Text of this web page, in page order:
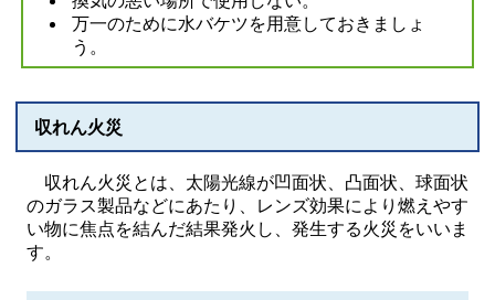
万一のために水バケツを用意しておきましょ
う。
収れん火災
収れん火災とは、太陽光線が凹面状、凸面状、球面状
のガラス製品などにあたり、レンズ効果により燃えやす
い物に焦点を結んだ結果発火し、発生する火災をいいま
す。